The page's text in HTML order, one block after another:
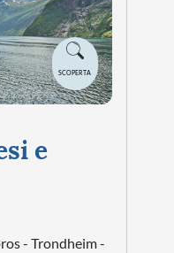
SCOPERTA
e
- Trondheim -